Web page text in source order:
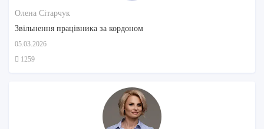
Олена Сітарчук
Звільнення працівника за кордоном
05.03.2026
1259